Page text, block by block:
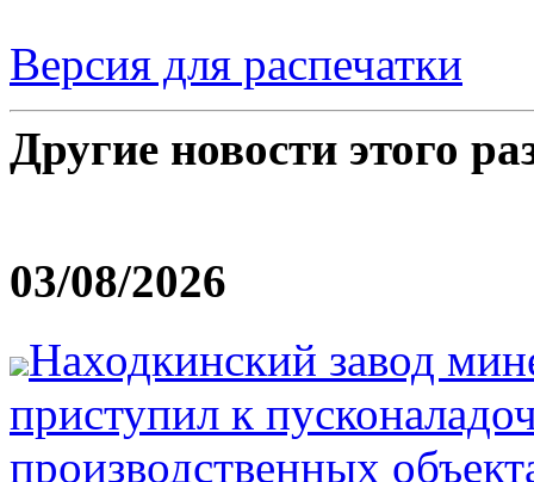
Версия для распечатки
Другие новости этого
03/08/2026
Находкинский завод
приступил к
производственных